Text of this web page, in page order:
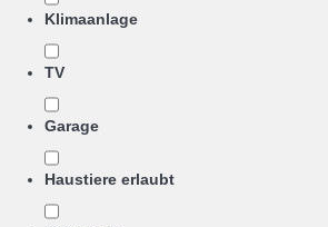
Klimaanlage
TV
Garage
Haustiere erlaubt